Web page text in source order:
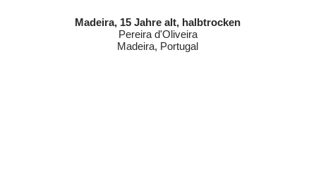
Madeira, 15 Jahre alt, halbtrocken
Pereira d'Oliveira
Madeira, Portugal